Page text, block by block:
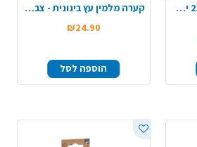
קערת סירה מעלי דקל 25 יח' 125 מ"מ - קטן
קערה מלמין עץ בינונית - צבע משתנה
₪24.90
הוספה לסל